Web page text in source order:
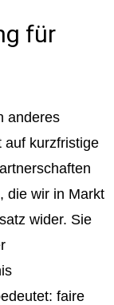
für
anderes
auf kurzfristige
die wir in Markt
wider. Sie
faire